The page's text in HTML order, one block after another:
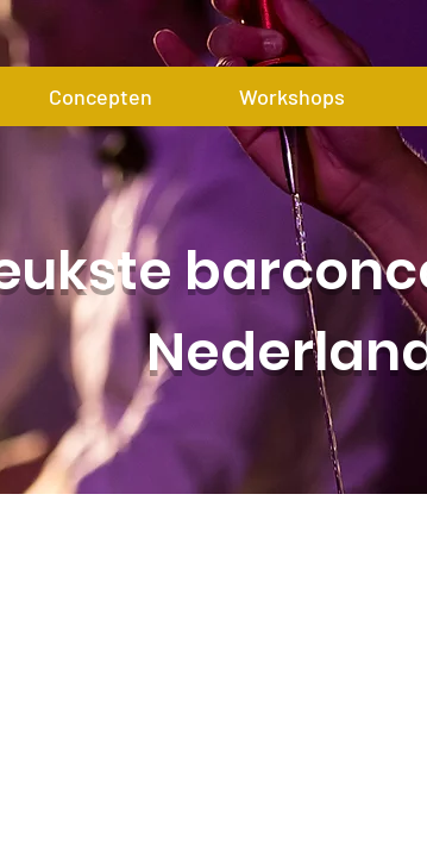
Concepten Workshops
Beheerder
Volgen